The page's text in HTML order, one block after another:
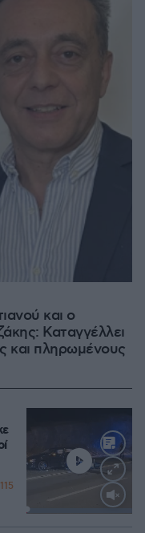
και ο
Καταγγέλλει
και πληρωμένους
115